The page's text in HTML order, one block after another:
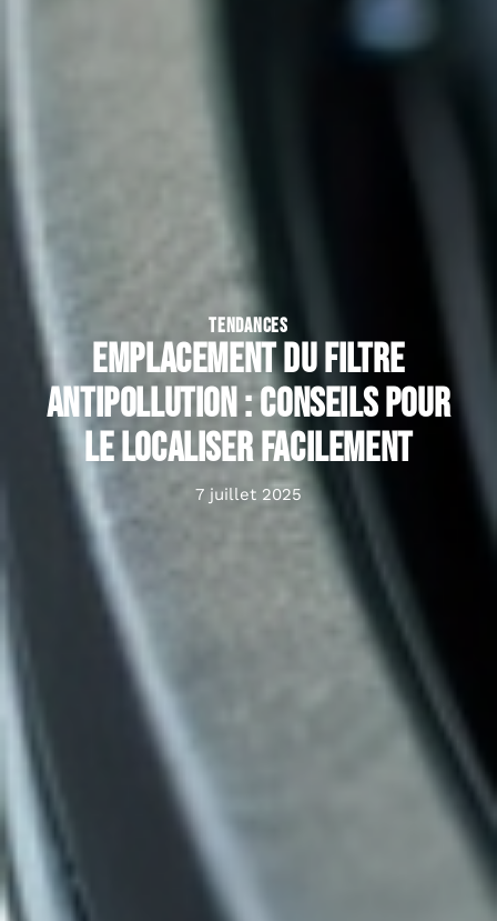
TENDANCES
Emplacement du filtre
antipollution : conseils pour
le localiser facilement
7 juillet 2025